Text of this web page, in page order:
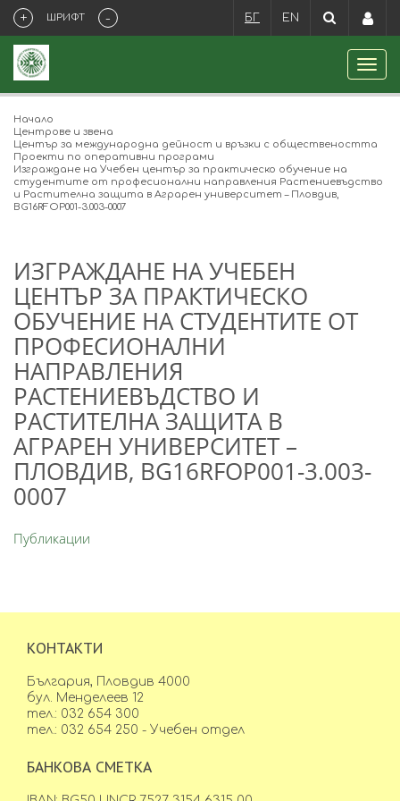
+ ШРИФТ - БГ EN
Начало
Центрове и звена
Център за международна дейност и връзки с обществеността
Проекти по оперативни програми
Изграждане на Учебен център за практическо обучение на
студентите от професионални направления Растениевъдство
и Растителна защита в Аграрен университет – Пловдив,
BG16RFOP001-3.003-0007
ИЗГРАЖДАНЕ НА УЧЕБЕН
ЦЕНТЪР ЗА ПРАКТИЧЕСКО
ОБУЧЕНИЕ НА СТУДЕНТИТЕ ОТ
ПРОФЕСИОНАЛНИ
НАПРАВЛЕНИЯ
РАСТЕНИЕВЪДСТВО И
РАСТИТЕЛНА ЗАЩИТА В
АГРАРЕН УНИВЕРСИТЕТ –
ПЛОВДИВ, BG16RFOP001-3.003-
0007
Публикации
КОНТАКТИ
България, Пловдив 4000
бул. Менделеев 12
тел.: 032 654 300
тел.: 032 654 250 - Учебен отдел
БАНКОВА СМЕТКА